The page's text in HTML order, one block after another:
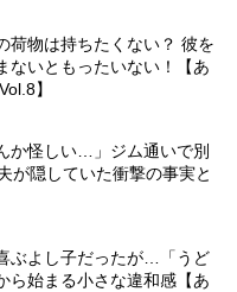
荷物は持ちたくない？ 彼を
ないともったいない！【あ
】
か怪しい…」ジム通いで別
が隠していた衝撃の事実と
ぶよし子だったが…「うど
ら始まる小さな違和感【あ